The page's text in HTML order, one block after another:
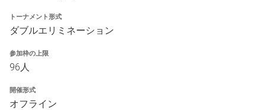
トーナメント形式
ダブルエリミネーション
参加枠の上限
96人
開催形式
オフライン